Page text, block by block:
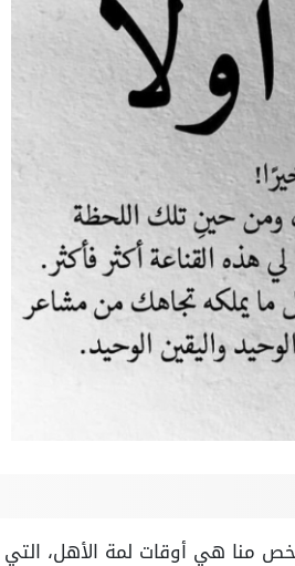
هي أوقات لمة الأهل، التي